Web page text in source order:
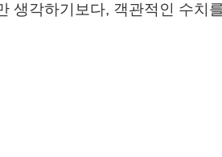
생각하기보다, 객관적인 수치